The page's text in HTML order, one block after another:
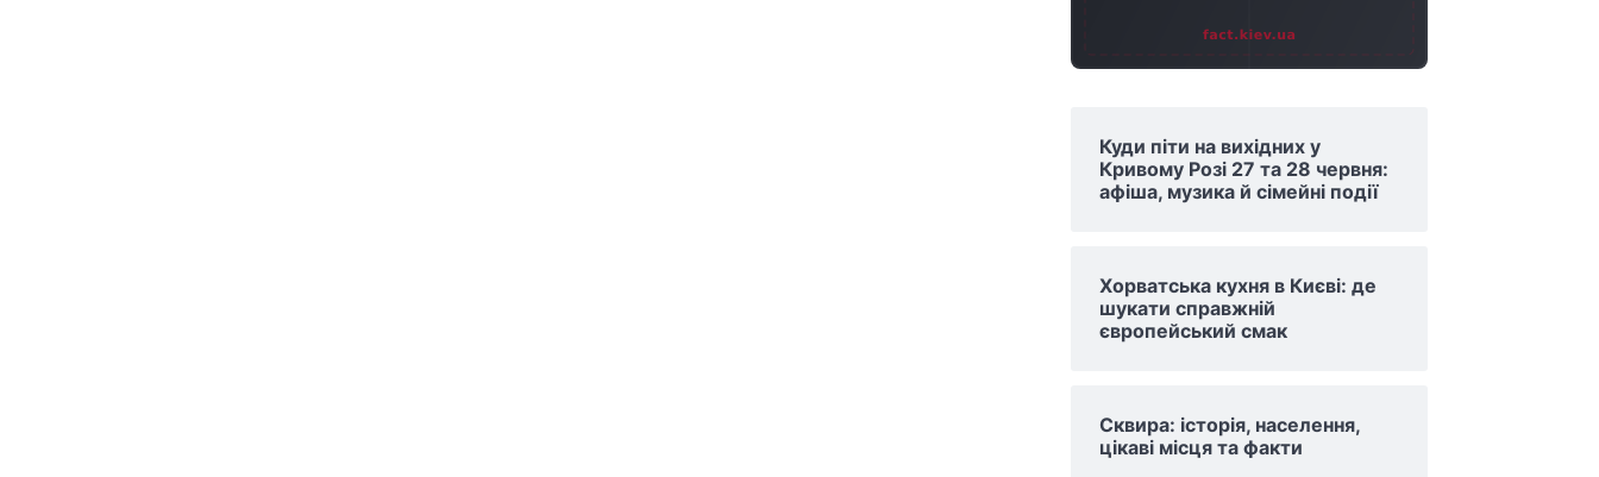
Куди піти на вихідних у
Кривому Розі 27 та 28 червня:
афіша, музика й сімейні події
Хорватська кухня в Києві: де
шукати справжній
європейський смак
Сквира: історія, населення,
цікаві місця та факти